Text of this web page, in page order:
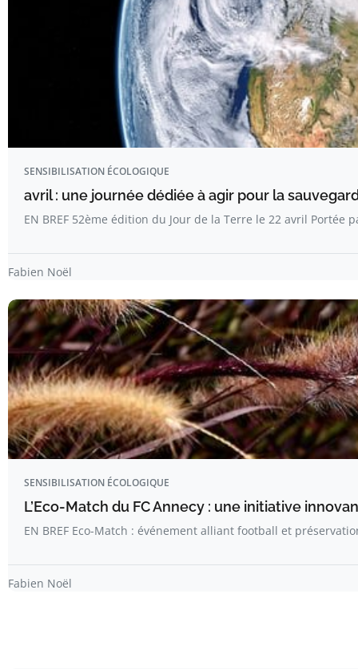
SENSIBILISATION ÉCOLOGIQUE
avril : une journée dédiée à agir pour la
EN BREF 52ème édition du Jour de la Terre le 22 avril Portée
Fabien Noël
SENSIBILISATION ÉCOLOGIQUE
L’Eco-Match du FC Annecy : une initiative
EN BREF Eco-Match : événement alliant football et
Fabien Noël